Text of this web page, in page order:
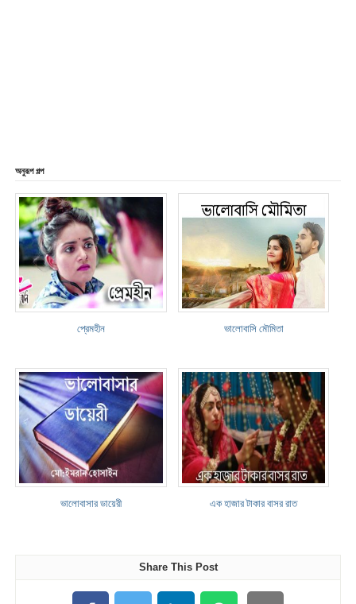
অনুরূপ গল্প
প্রেমহীন ভালোবাসি মৌমিতা
ভালোবাসার ডায়েরী এক হাজার টাকার বাসর রাত
Share This Post